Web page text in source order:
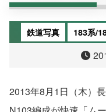
鉄道写真 183系/
2013年8月1日（木）